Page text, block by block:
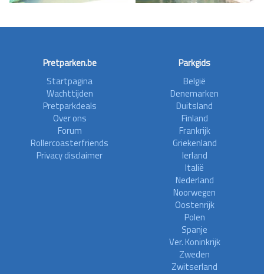
Pretparken.be
Startpagina
Wachttijden
Pretparkdeals
Over ons
Forum
Rollercoasterfriends
Privacy disclaimer
Parkgids
België
Denemarken
Duitsland
Finland
Frankrijk
Griekenland
Ierland
Italië
Nederland
Noorwegen
Oostenrijk
Polen
Spanje
Ver. Koninkrijk
Zweden
Zwitserland